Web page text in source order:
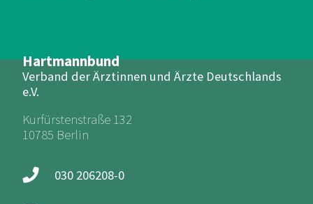
Hartmannbund
Verband der Ärztinnen und Ärzte Deutschlands
e.V.
Kurfürstenstraße 132
10785 Berlin
030 206208-0